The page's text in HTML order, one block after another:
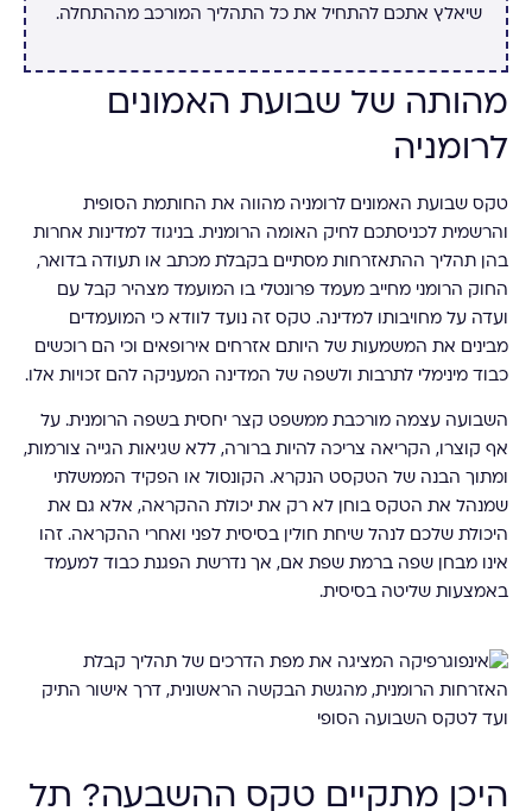
שיאלץ אתכם להתחיל את כל התהליך המורכב מההתחלה.
מהותה של שבועת האמונים
לרומניה
טקס שבועת האמונים לרומניה מהווה את החותמת הסופית
והרשמית לכניסתכם לחיק האומה הרומנית. בניגוד למדינות אחרות
בהן תהליך ההתאזרחות מסתיים בקבלת מכתב או תעודה בדואר,
החוק הרומני מחייב מעמד פרונטלי בו המועמד מצהיר קבל עם
ועדה על מחויבותו למדינה. טקס זה נועד לוודא כי המועמדים
מבינים את המשמעות של היותם אזרחים אירופאים וכי הם רוכשים
כבוד מינימלי לתרבות ולשפה של המדינה המעניקה להם זכויות אלו.
השבועה עצמה מורכבת ממשפט קצר יחסית בשפה הרומנית. על
אף קוצרו, הקריאה צריכה להיות ברורה, ללא שגיאות הגייה צורמות,
ומתוך הבנה של הטקסט הנקרא. הקונסול או הפקיד הממשלתי
שמנהל את הטקס בוחן לא רק את יכולת ההקראה, אלא גם את
היכולת שלכם לנהל שיחת חולין בסיסית לפני ואחרי ההקראה. זהו
אינו מבחן שפה ברמת שפת אם, אך נדרשת הפגנת כבוד למעמד
באמצעות שליטה בסיסית.
היכן מתקיים טקס ההשבעה? תל